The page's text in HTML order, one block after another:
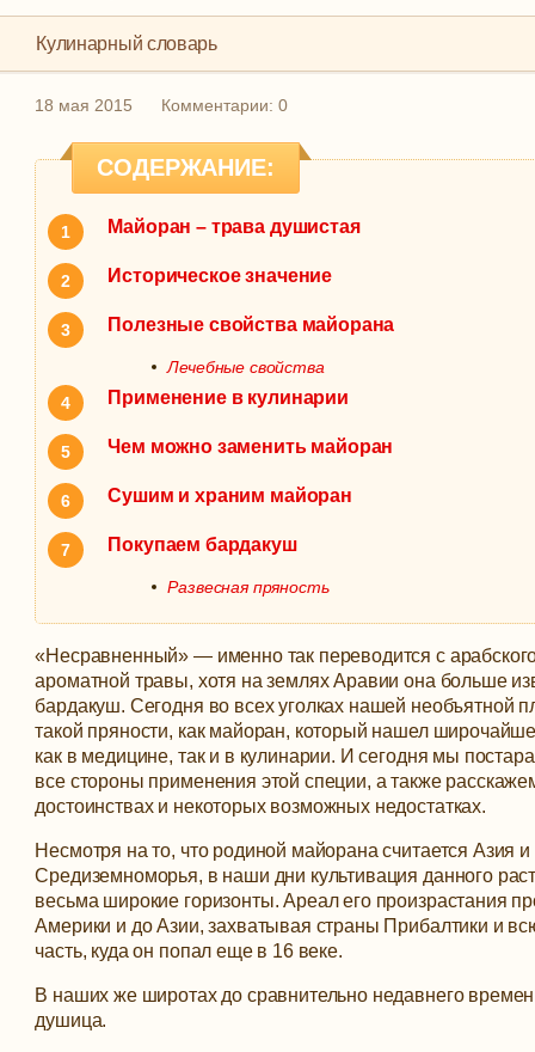
Кулинарный словарь
18 мая 2015 Комментарии: 0
СОДЕРЖАНИЕ:
Майоран – трава душистая
Историческое значение
Полезные свойства майорана
Лечебные свойства
Применение в кулинарии
Чем можно заменить майоран
Сушим и храним майоран
Покупаем бардакуш
Развесная пряность
«Несравненный» — именно так переводится с
ароматной травы, хотя на землях Аравии она больше
бардакуш. Сегодня во всех уголках нашей необъятной
такой пряности, как майоран, который нашел
как в медицине, так и в кулинарии. И сегодня мы
все стороны применения этой специи, а также
достоинствах и некоторых возможных недостатках.
Несмотря на то, что родиной майорана считается Азия
Средиземноморья, в наши дни культивация данного
весьма широкие горизонты. Ареал его произрастания
Америки и до Азии, захватывая страны Прибалтики и
часть, куда он попал еще в 16 веке.
В наших же широтах до сравнительно недавнего
душица.